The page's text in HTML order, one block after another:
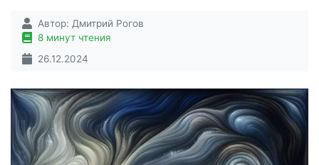
Автор: Дмитрий Рогов
8 минут чтения
26.12.2024